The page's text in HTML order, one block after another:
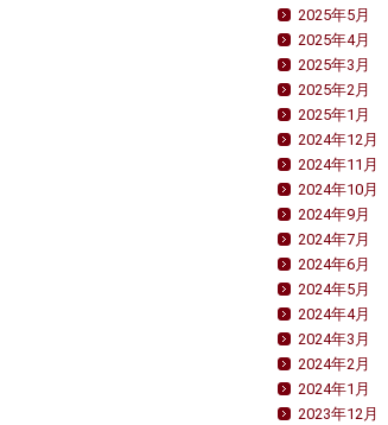
2025年5月
2025年4月
2025年3月
2025年2月
2025年1月
2024年12月
2024年11月
2024年10月
2024年9月
2024年7月
2024年6月
2024年5月
2024年4月
2024年3月
2024年2月
2024年1月
2023年12月